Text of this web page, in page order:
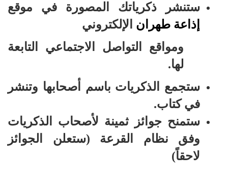
ستنشر ذكرياتك المصورة في موقع
إذاعة طهران الإلكتروني
ومواقع التواصل الاجتماعي التابعة
لها.
ستجمع الذكريات باسم أصحابها وتنشر
في كتاب.
ستمنح جوائز ثمينة لأصحاب الذكريات
وفق نظام القرعة (ستعلن الجوائز
لاحقاً)